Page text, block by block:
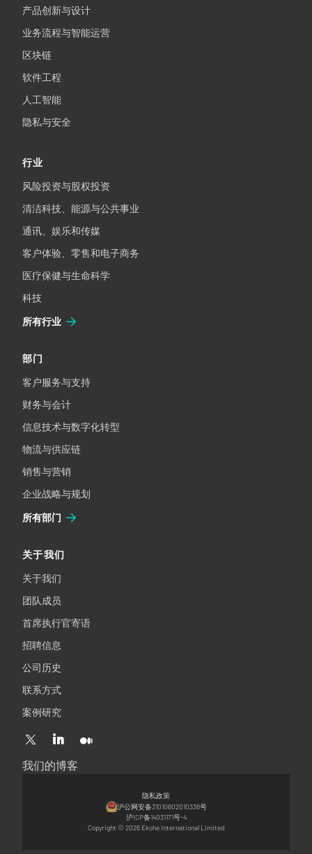
产品创新与设计
业务流程与智能运营
区块链
软件工程
人工智能
隐私与安全
行业
风险投资与股权投资
清洁科技、能源与公共事业
通讯、娱乐和传媒
客户体验、零售和电子商务
医疗保健与生命科学
科技
所有行业
部门
客户服务与支持
财务与会计
信息技术与数字化转型
物流与供应链
销售与营销
企业战略与规划
所有部门
关于我们
关于我们
团队成员
首席执行官寄语
招聘信息
公司历史
联系方式
案例研究
我们的博客
隐私政策
沪公网安备31010602010336号
沪ICP备14031171号-4
Copyright © 2026 Ekohe International Limited